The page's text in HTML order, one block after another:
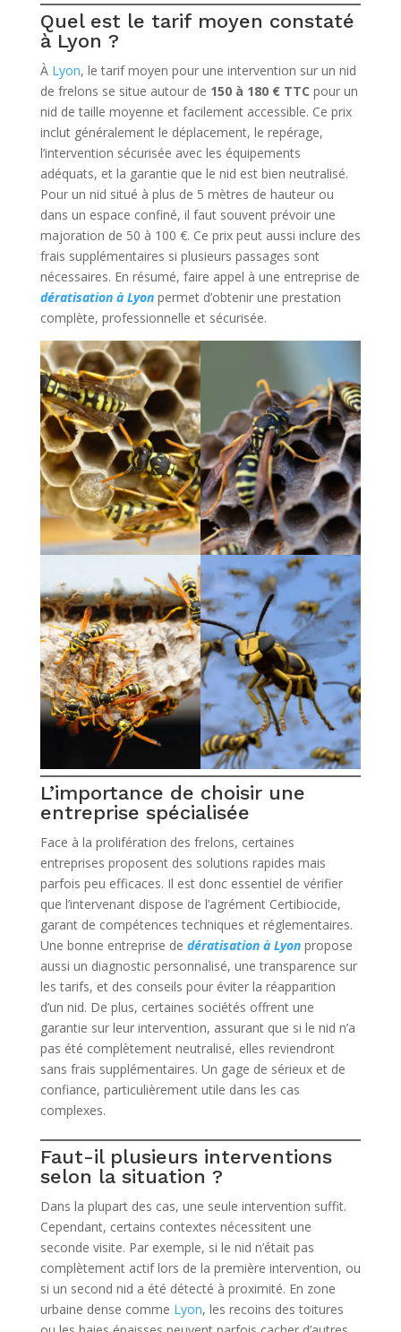
Quel est le tarif moyen constaté
à Lyon ?
À Lyon, le tarif moyen pour une intervention sur un nid
de frelons se situe autour de 150 à 180 € TTC pour un
nid de taille moyenne et facilement accessible. Ce prix
inclut généralement le déplacement, le repérage,
l’intervention sécurisée avec les équipements
adéquats, et la garantie que le nid est bien neutralisé.
Pour un nid situé à plus de 5 mètres de hauteur ou
dans un espace confiné, il faut souvent prévoir une
majoration de 50 à 100 €. Ce prix peut aussi inclure des
frais supplémentaires si plusieurs passages sont
nécessaires. En résumé, faire appel à une entreprise de
dératisation à Lyonpermet d’obtenir une prestation
complète, professionnelle et sécurisée.
L’importance de choisir une
entreprise spécialisée
Face à la prolifération des frelons, certaines
entreprises proposent des solutions rapides mais
parfois peu efficaces. Il est donc essentiel de vérifier
que l’intervenant dispose de l’agrément Certibiocide,
garant de compétences techniques et réglementaires.
Une bonne entreprise de dératisation à Lyonpropose
aussi un diagnostic personnalisé, une transparence sur
les tarifs, et des conseils pour éviter la réapparition
d’un nid. De plus, certaines sociétés offrent une
garantie sur leur intervention, assurant que si le nid n’a
pas été complètement neutralisé, elles reviendront
sans frais supplémentaires. Un gage de sérieux et de
confiance, particulièrement utile dans les cas
complexes.
Faut-il plusieurs interventions
selon la situation ?
Dans la plupart des cas, une seule intervention suffit.
Cependant, certains contextes nécessitent une
seconde visite. Par exemple, si le nid n’était pas
complètement actif lors de la première intervention, ou
si un second nid a été détecté à proximité. En zone
urbaine dense comme Lyon, les recoins des toitures